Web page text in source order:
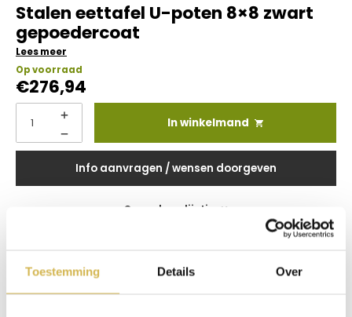
Toestemming Details Over
Stalen eettafel U-poten 8×8 zwart
gepoedercoat
Lees meer
Op voorraad
€276,94
In winkelmand
Info aanvragen / wensen doorgeven
Op verlanglijstje
Onze stalen U-poten worden gemaakt van maar liefst 2 mm dik staal.
Aan de bovenzijde hebben we een stalen profiel bevestigd van